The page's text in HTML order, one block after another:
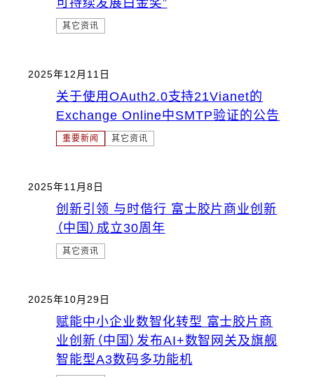
可持续发展白金奖”
其它资讯
2025年12月11日
关于使用OAuth2.0支持21Vianet的
Exchange Online中SMTP验证的公告
重要新闻 其它资讯
2025年11月8日
创新引领 与时偕行 富士胶片商业创新
（中国）成立30周年
其它资讯
2025年10月29日
赋能中小企业数智化转型 富士胶片商
业创新（中国）发布AI+数智网关及旗舰
智能型A3数码多功能机